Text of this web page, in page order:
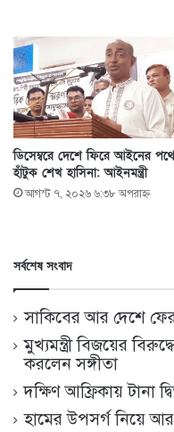
ডিসেম্বরে দেশে ফিরে আইনের
হাঁটুক শেখ হাসিনা: আইনমন্ত্রী
আগস্ট ৭, ২০২৬ ৬:৩৮ অপরাহ্ণ
সর্বশেষ সংবাদ
সাকিবের আর দেশে
মুখ্যমন্ত্রী বিজয়ের
করলেন সঙ্গীতা
দক্ষিণ আফ্রিকায় টানা
হামের উপসর্গ নিয়ে